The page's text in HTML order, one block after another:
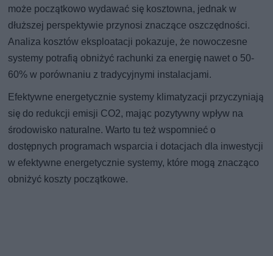
może początkowo wydawać się kosztowna, jednak w
dłuższej perspektywie przynosi znaczące oszczędności.
Analiza kosztów eksploatacji pokazuje, że nowoczesne
systemy potrafią obniżyć rachunki za energię nawet o 50-
60% w porównaniu z tradycyjnymi instalacjami.
Efektywne energetycznie systemy klimatyzacji przyczyniają
się do redukcji emisji CO2, mając pozytywny wpływ na
środowisko naturalne. Warto tu też wspomnieć o
dostępnych programach wsparcia i dotacjach dla inwestycji
w efektywne energetycznie systemy, które mogą znacząco
obniżyć koszty początkowe.